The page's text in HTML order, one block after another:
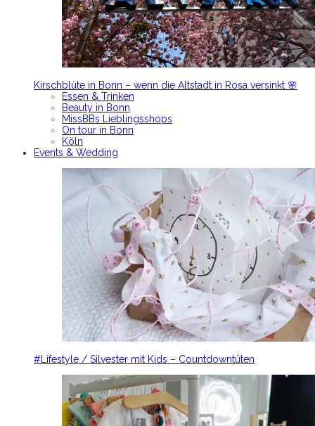
Kirschblüte in Bonn – wenn die Altstadt in Rosa versinkt 🌸
Essen & Trinken
Beauty in Bonn
MissBBs Lieblingsshops
On tour in Bonn
Köln
Events & Wedding
#Lifestyle / Silvester mit Kids – Countdowntüten